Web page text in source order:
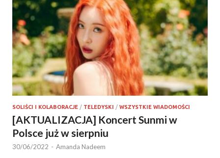
SOLIŚCI I KOLABORACJE / TELEDYSKI / WSZYSTKIE WIADOMOŚCI
[AKTUALIZACJA] Koncert Sunmi w
Polsce już w sierpniu
30/06/2022 - Amanda Nadeem